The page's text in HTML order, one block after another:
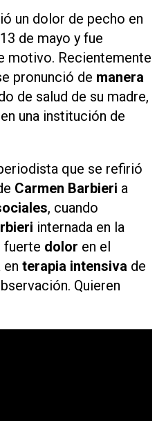
un dolor de pecho en
de mayo y fue
motivo. Recientemente
pronunció de manera
de salud de su madre,
una institución de
que se refirió
Carmen Barbieri a
, cuando
internada en la
fuerte dolor en el
en terapia intensiva de
Quieren